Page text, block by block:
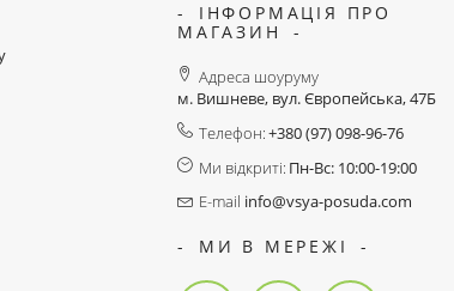
ІНФОРМАЦІЯ ПРО
МАГАЗИН
Адреса шоуруму
м. Вишневе, вул. Європейська, 47Б
Телефон:+380 (97) 098-96-76
Ми відкриті: Пн-Вс: 10:00-19:00
E-mail info@vsya-posuda.com
МИ В МЕРЕЖІ